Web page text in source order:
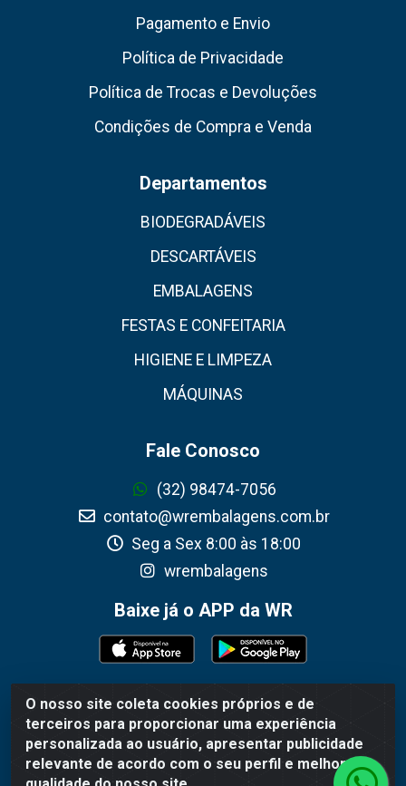
O nosso site coleta cookies próprios e de
terceiros para proporcionar uma experiência
personalizada ao usuário, apresentar publicidade
relevante de acordo com o seu perfil e melhorar a
Pagamento e Envio
Política de Privacidade
Política de Trocas e Devoluções
Condições de Compra e Venda
Departamentos
BIODEGRADÁVEIS
DESCARTÁVEIS
EMBALAGENS
FESTAS E CONFEITARIA
HIGIENE E LIMPEZA
MÁQUINAS
Fale Conosco
(32) 98474-7056
contato@wrembalagens.com.br
Seg a Sex 8:00 às 18:00
wrembalagens
Baixe já o APP da WR
WR Embalagens - R. Cel. Teodoro Gomes de Araújo,
1360 - Grogotó - Barbacena / MG - CEP 36202-628 -
CNPJ 02.692.206/0001-55